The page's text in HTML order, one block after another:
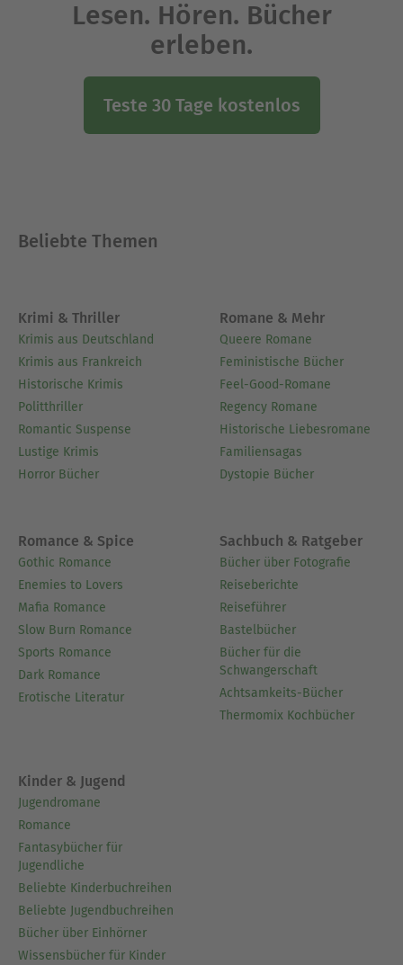
Lesen. Hören. Bücher
erleben.
Teste 30 Tage kostenlos
Beliebte Themen
Krimi & Thriller
Krimis aus Deutschland
Krimis aus Frankreich
Historische Krimis
Politthriller
Romantic Suspense
Lustige Krimis
Horror Bücher
Romane & Mehr
Queere Romane
Feministische Bücher
Feel-Good-Romane
Regency Romane
Historische Liebesromane
Familiensagas
Dystopie Bücher
Romance & Spice
Gothic Romance
Enemies to Lovers
Mafia Romance
Slow Burn Romance
Sports Romance
Dark Romance
Erotische Literatur
Sachbuch & Ratgeber
Bücher über Fotografie
Reiseberichte
Reiseführer
Bastelbücher
Bücher für die
Schwangerschaft
Achtsamkeits-Bücher
Thermomix Kochbücher
Kinder & Jugend
Jugendromane
Romance
Fantasybücher für
Jugendliche
Beliebte Kinderbuchreihen
Beliebte Jugendbuchreihen
Bücher über Einhörner
Wissensbücher für Kinder